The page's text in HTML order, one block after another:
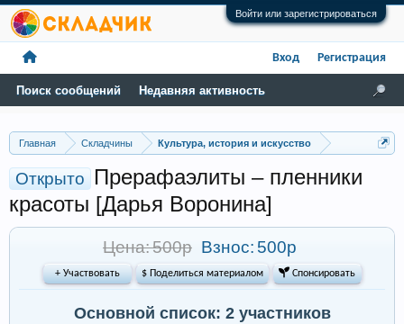
Войти или зарегистрироваться
Главная Складчины Культура, история и искусство
Открыто
Прерафаэлиты – пленники
красоты [Дарья Воронина]
Цена: 500р Взнос: 500р
+ Участвовать $ Поделиться материалом  Спонсировать
Основной список: 2 участников
Поиск сообщений Недавняя активность
Вход Регистрация